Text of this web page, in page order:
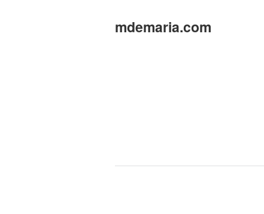
mdemaria.com